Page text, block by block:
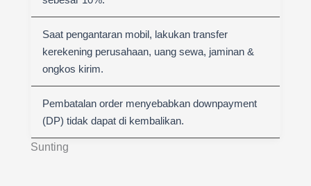
Sunting
Saat pengantaran mobil, lakukan transfer
kerekening perusahaan, uang sewa, jaminan &
ongkos kirim.
Pembatalan order menyebabkan downpayment
(DP) tidak dapat di kembalikan.